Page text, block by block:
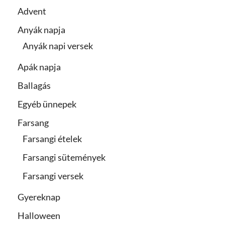
Advent
Anyák napja
Anyák napi versek
Apák napja
Ballagás
Egyéb ünnepek
Farsang
Farsangi ételek
Farsangi sütemények
Farsangi versek
Gyereknap
Halloween